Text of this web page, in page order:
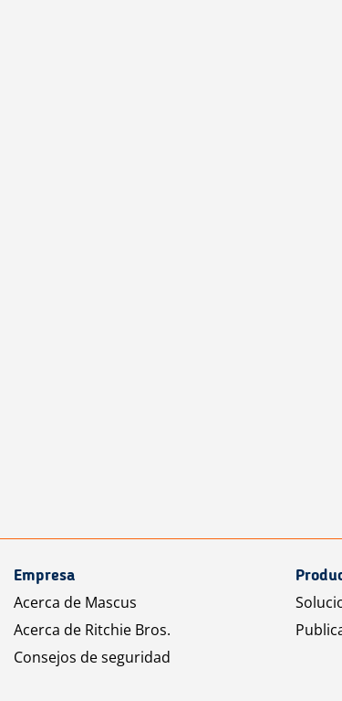
Empresa
Acerca de Mascus
Acerca de Ritchie Bros.
Consejos de seguridad